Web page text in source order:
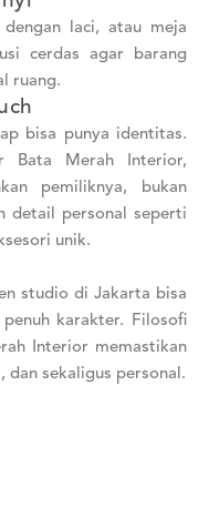
laci, atau meja
cerdas agar barang
ruang.
bisa punya identitas.
Bata Merah Interior,
pemiliknya, bukan
detail personal seperti
unik.
studio di Jakarta bisa
karakter. Filosofi
Interior memastikan
sekaligus personal.